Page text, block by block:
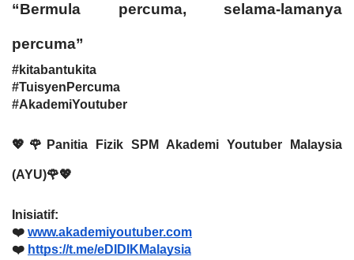
“Bermula percuma, selama-lamanya
percuma”
#kitabantukita
#TuisyenPercuma
#AkademiYoutuber
💖🌹Panitia Fizik SPM Akademi Youtuber Malaysia
(AYU)🌹💖
Inisiatif:
❤️ www.akademiyoutuber.com
❤️ https://t.me/eDIDIKMalaysia